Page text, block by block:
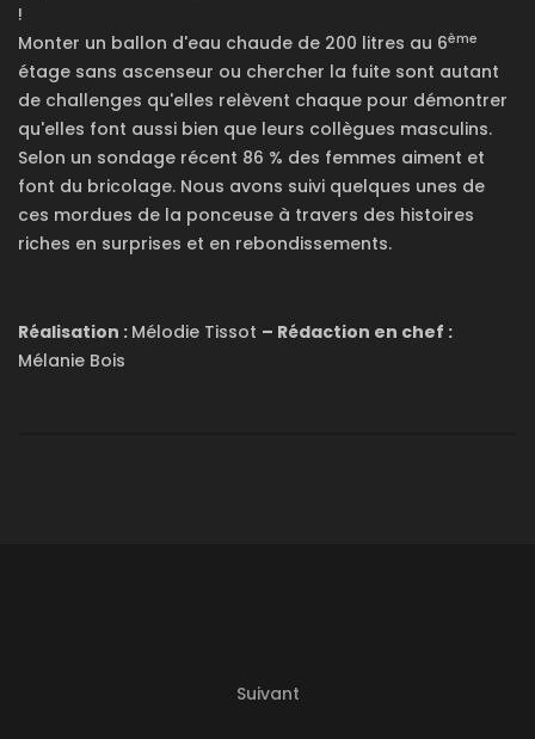
!
Monter un ballon d'eau chaude de 200 litres au 6ème
étage sans ascenseur ou chercher la fuite sont autant
de challenges qu'elles relèvent chaque pour démontrer
qu'elles font aussi bien que leurs collègues masculins.
Selon un sondage récent 86 % des femmes aiment et
font du bricolage. Nous avons suivi quelques unes de
ces mordues de la ponceuse à travers des histoires
riches en surprises et en rebondissements.
Réalisation : Mélodie Tissot – Rédaction en chef :
Mélanie Bois
Suivant